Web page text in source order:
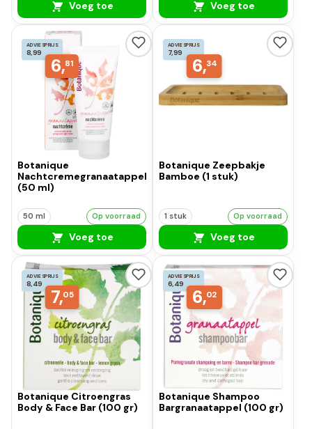
Voeg toe Voeg toe
ADVIESPRIJS
8,99
6,81
Botanique
Nachtcremegranaatappel
(50 ml)
50 ml Op voorraad
Voeg toe
ADVIESPRIJS
7,99
6,34
Botanique Zeepbakje
Bamboe (1 stuk)
1 stuk Op voorraad
Voeg toe
ADVIESPRIJS
8,49
7,05
Botanique Citroengras
Body & Face Bar (100 gr)
ADVIESPRIJS
6,49
6,02
Botanique Shampoo
Bargranaatappel (100 gr)